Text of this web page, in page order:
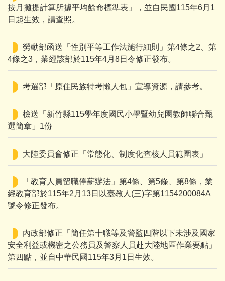
按月攤提計算所據平均餘命標準表」，並自民國115年6月1
日起生效，請查照。
勞動部函送「性別平等工作法施行細則」第4條之2、第
4條之3，業經該部於115年4月8日令修正發布。
考選部「原住民族特考懶人包」宣導資源，請參考。
檢送「新竹縣115學年度國民小學暨幼兒園教師聯合甄
選簡章」1份
大陸委員會修正「常態化、制度化查核人員範圍表」
「教育人員留職停薪辦法」第4條、第5條、第8條，業
經教育部於115年2月13日以臺教人(三)字第1154200084A
號令修正發布。
內政部修正「簡任第十職等及警監四階以下未涉及國家
安全利益或機密之公務員及警察人員赴大陸地區作業要點」
第四點，並自中華民國115年3月1日生效。